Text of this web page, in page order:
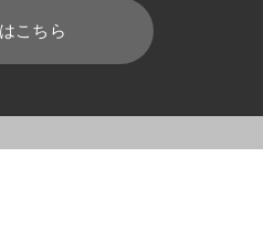
こちら